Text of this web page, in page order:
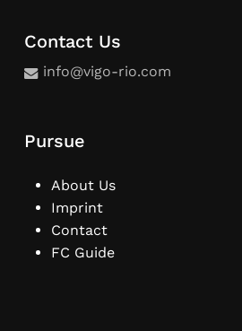
Contact Us
info@vigo-rio.com
Pursue
About Us
Imprint
Contact
FC Guide